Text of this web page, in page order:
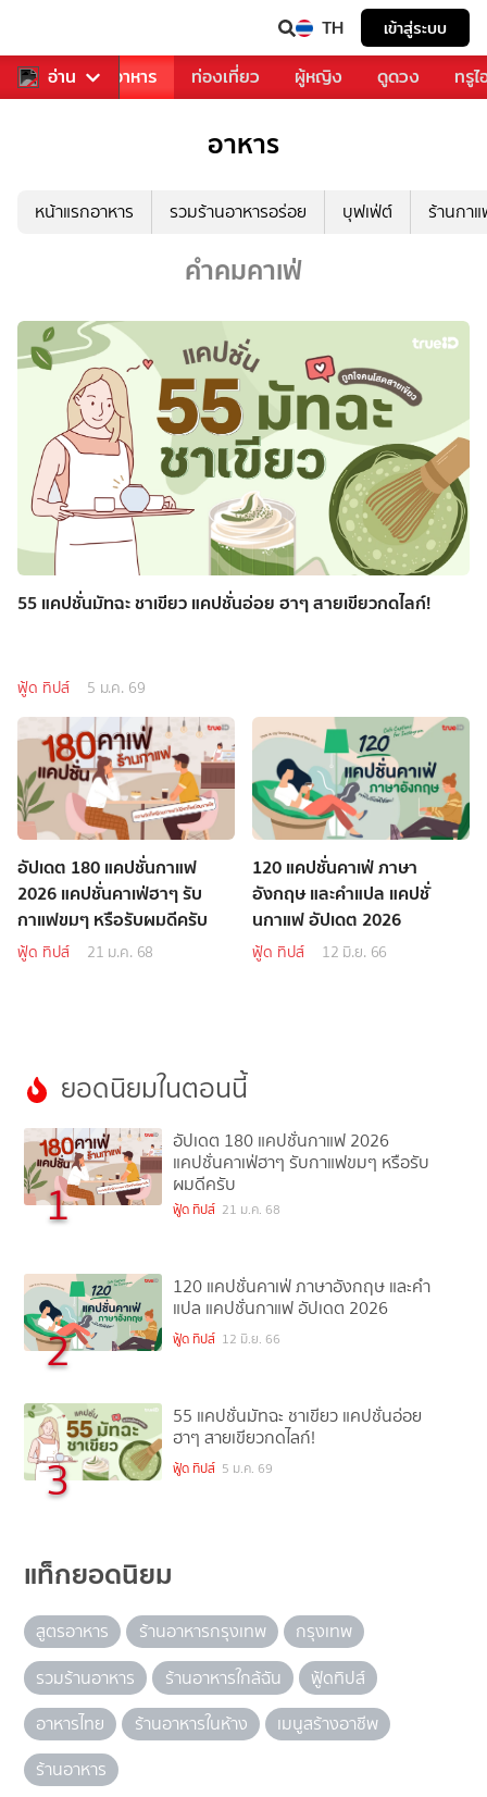
TH เข้าสู่ระบบ
อ่าน
การเพลง อาหาร ท่องเที่ยว ผู้หญิง ดูดวง ทรู
อาหาร
หน้าแรกอาหาร รวมร้านอาหารอร่อย บุฟเฟ่ต์ ร้านกา
คำคมคาเฟ่
55 แคปชั่นมัทฉะ ชาเขียว แคปชั่นอ่อย ฮาๆ สายเขียวกดไลก์!
ฟู้ด ทิปส์ 5 ม.ค. 69
อัปเดต 180 แคปชั่นกาแฟ
2026 แคปชั่นคาเฟ่ฮาๆ รับ
กาแฟขมๆ หรือรับผมดีครับ
ฟู้ด ทิปส์ 21 ม.ค. 68
120 แคปชั่นคาเฟ่ ภาษา
อังกฤษ และคำแปล แคปชั่
นกาแฟ อัปเดต 2026
ฟู้ด ทิปส์ 12 มิ.ย. 66
ยอดนิยมในตอนนี้
1
อัปเดต 180 แคปชั่นกาแฟ 2026
แคปชั่นคาเฟ่ฮาๆ รับกาแฟขมๆ หรือรับ
ผมดีครับ
ฟู้ด ทิปส์ 21 ม.ค. 68
2
120 แคปชั่นคาเฟ่ ภาษาอังกฤษ และคำ
แปล แคปชั่นกาแฟ อัปเดต 2026
ฟู้ด ทิปส์ 12 มิ.ย. 66
3
55 แคปชั่นมัทฉะ ชาเขียว แคปชั่นอ่อย
ฮาๆ สายเขียวกดไลก์!
ฟู้ด ทิปส์ 5 ม.ค. 69
แท็กยอดนิยม
สูตรอาหาร ร้านอาหารกรุงเทพ
กรุงเทพ
รวมร้านอาหาร
ร้านอาหารใกล้ฉัน
ฟู้ดทิปส์
อาหารไทย
ร้านอาหารในห้าง
เมนูสร้างอาชีพ
ร้านอาหาร